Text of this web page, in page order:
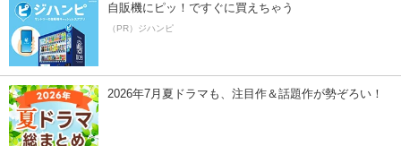
自販機にピッ！ですぐに買えちゃう
（PR）ジハンピ
2026年7月夏ドラマも、注目作＆話題作が勢ぞろい！